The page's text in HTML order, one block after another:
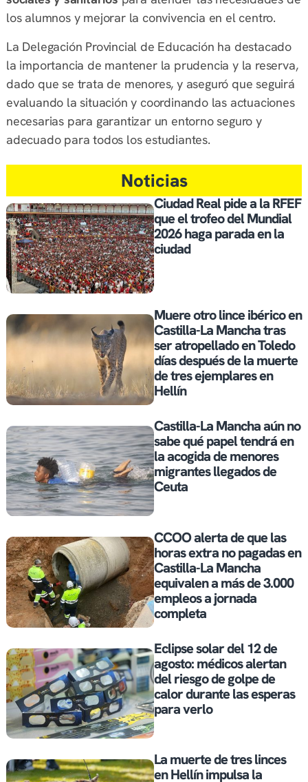
los alumnos y mejorar la convivencia en el centro.
La Delegación Provincial de Educación ha destacado
la importancia de mantener la prudencia y la reserva,
dado que se trata de menores, y aseguró que seguirá
evaluando la situación y coordinando las actuaciones
necesarias para garantizar un entorno seguro y
adecuado para todos los estudiantes.
Noticias
Ciudad Real pide a la RFEF
que el trofeo del Mundial
2026 haga parada en la
ciudad
Muere otro lince ibérico en
Castilla-La Mancha tras
ser atropellado en Toledo
días después de la muerte
de tres ejemplares en
Hellín
Castilla-La Mancha aún no
sabe qué papel tendrá en
la acogida de menores
migrantes llegados de
Ceuta
CCOO alerta de que las
horas extra no pagadas en
Castilla-La Mancha
equivalen a más de 3.000
empleos a jornada
completa
Eclipse solar del 12 de
agosto: médicos alertan
del riesgo de golpe de
calor durante las esperas
para verlo
La muerte de tres linces
en Hellín impulsa la